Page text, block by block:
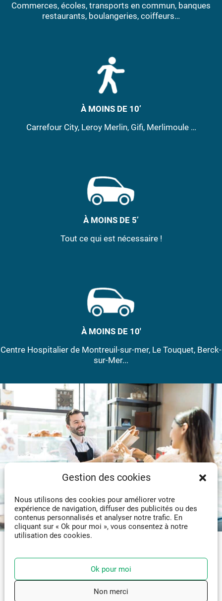
Gestion des cookies
Nous utilisons des cookies pour améliorer votre
expérience de navigation, diffuser des publicités ou des
contenus personnalisés et analyser notre trafic. En
cliquant sur « Ok pour moi », vous consentez à notre
utilisation des cookies.
Ok pour moi
Non merci
Commerces, écoles, transports en commun, banques
restaurants, boulangeries, coiffeurs…
À MOINS DE 10’
Carrefour City, Leroy Merlin, Gifi, Merlimoule …
À MOINS DE 5’
Tout ce qui est nécessaire !
À MOINS DE 10'
Centre Hospitalier de Montreuil-sur-mer, Le Touquet, Berck-
sur-Mer...
Merlimont Village, une
vraie vie de quartier